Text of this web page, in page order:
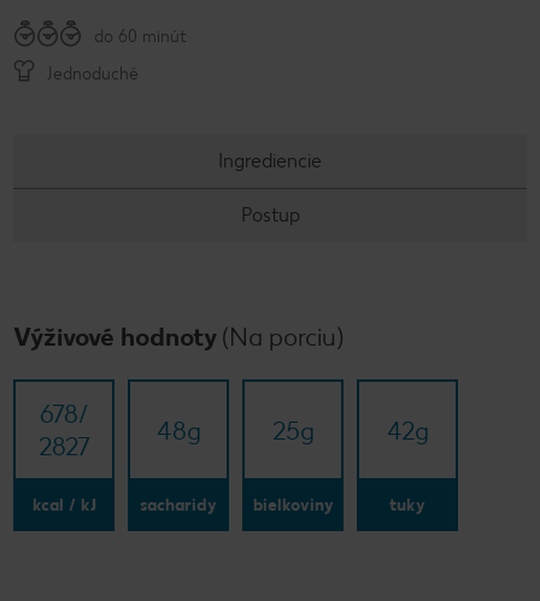
do 60 minút
Jednoduché
Ingrediencie
Postup
Výživové hodnoty (Na porciu)
678/​
2827
kcal / kJ
48g
sacharidy
25g
bielkoviny
42g
tuky